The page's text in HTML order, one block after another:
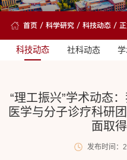
首页 /科学研究 /科技动态 /
科技动态 社科动态 学
“理工振兴”学术动态
医学与分子诊疗科研
面取
发布时间：